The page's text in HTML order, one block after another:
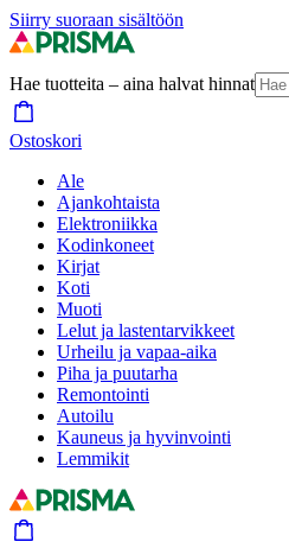
Siirry suoraan sisältöön
Hae tuotteita – aina halvat hinnat
Ostoskori
Ale
Ajankohtaista
Elektroniikka
Kodinkoneet
Kirjat
Koti
Muoti
Lelut ja lastentarvikkeet
Urheilu ja vapaa-aika
Piha ja puutarha
Remontointi
Autoilu
Kauneus ja hyvinvointi
Lemmikit